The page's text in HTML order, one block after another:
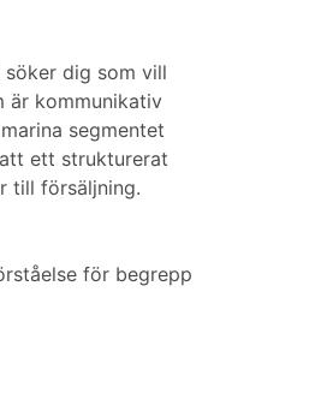
dig som vill
är kommunikativ
segmentet
ett strukturerat
till försäljning.
för begrepp